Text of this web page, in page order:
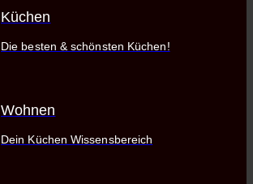
Küchen
Die besten & schönsten Küchen!
Wohnen
Dein Küchen Wissensbereich